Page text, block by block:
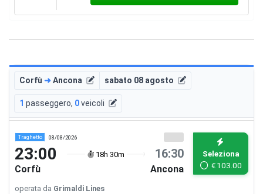
Corfù ➜Ancona sabato 08 agosto
1 passeggero, 0veicoli
Traghetto 08/08/2026
23:00 18h 30m 16:30
Corfù Ancona
Seleziona
€103.00
operata da Grimaldi Lines